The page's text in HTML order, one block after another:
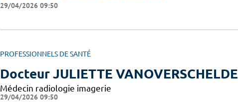
29/04/2026 09:50
PROFESSIONNELS DE SANTÉ
Docteur JULIETTE VANOVERSCHELDE
Médecin radiologie imagerie
29/04/2026 09:50